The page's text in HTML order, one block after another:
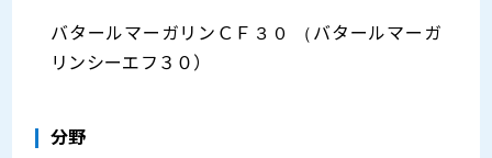
バタールマーガリンＣＦ３０ （バタールマーガ
リンシーエフ３０）
分野